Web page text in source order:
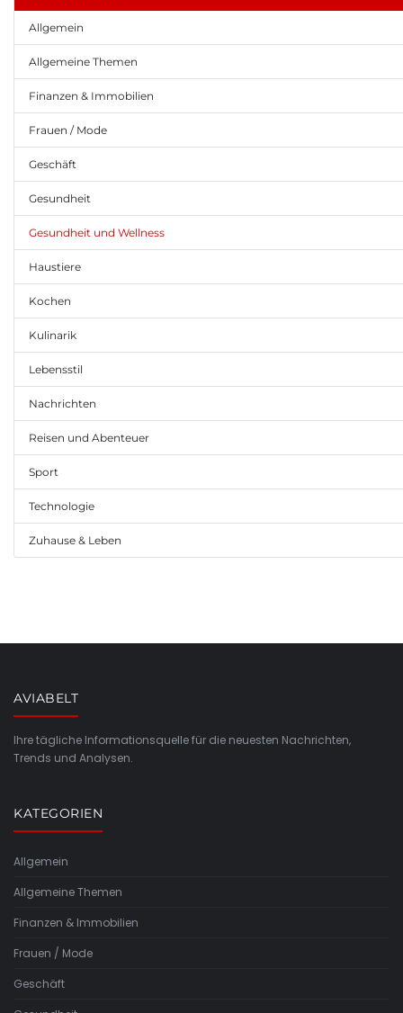
Allgemein
Allgemeine Themen
Finanzen & Immobilien
Frauen / Mode
Geschäft
Gesundheit
Gesundheit und Wellness
Haustiere
Kochen
Kulinarik
Lebensstil
Nachrichten
Reisen und Abenteuer
Sport
Technologie
Zuhause & Leben
AVIABELT
Ihre tägliche Informationsquelle für die neuesten Nachrichten,
Trends und Analysen.
KATEGORIEN
Allgemein
Allgemeine Themen
Finanzen & Immobilien
Frauen / Mode
Geschäft